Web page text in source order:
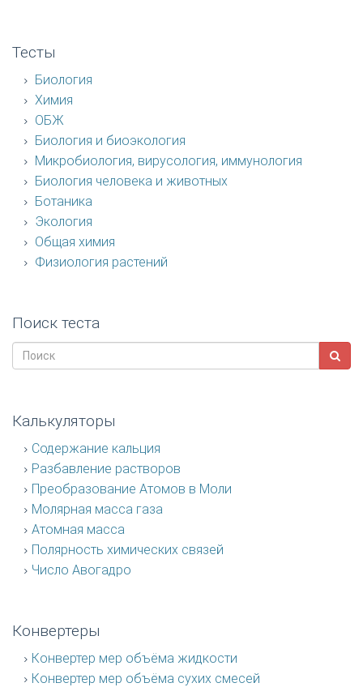
Тесты
Биология
Химия
ОБЖ
Биология и биоэкология
Микробиология, вирусология, иммунология
Биология человека и животных
Ботаника
Экология
Общая химия
Физиология растений
Поиск теста
Калькуляторы
Содержание кальция
Разбавление растворов
Преобразование Атомов в Моли
Молярная масса газа
Атомная масса
Полярность химических связей
Число Авогадро
Конвертеры
Конвертер мер объёма жидкости
Конвертер мер объёма сухих смесей